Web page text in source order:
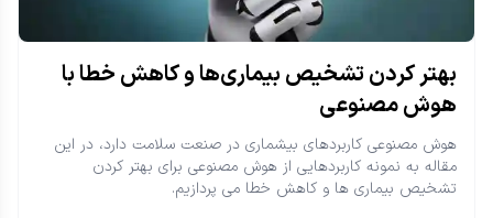
بهتر کردن تشخیص بیماری‌ها و کاهش خطا با
هوش مصنوعی
هوش مصنوعی کاربرد‌های بیشماری در صنعت سلامت دارد، در این
مقاله به نمونه کاربردهایی از هوش مصنوعی برای بهتر کردن
تشخیص بیماری ها و کاهش خطا می پردازیم.